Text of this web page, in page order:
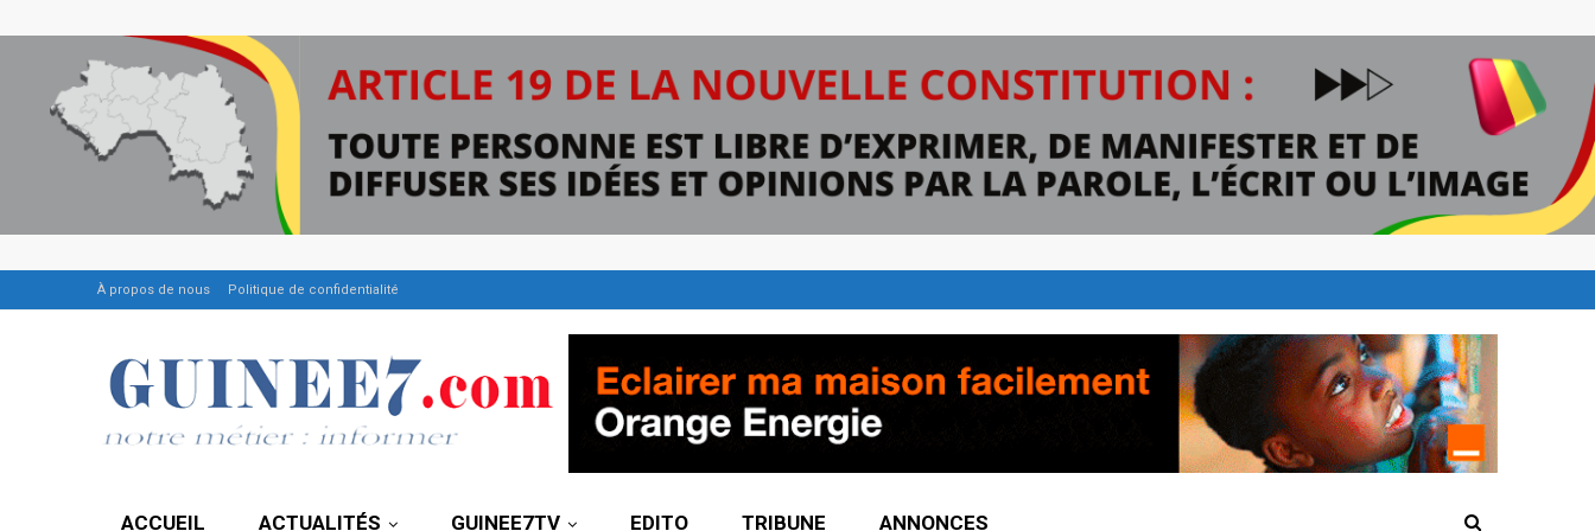
À propos de nous Politique de confidentialité
ACCUEIL ACTUALITÉS GUINEE7TV EDITO TRIBUNE ANNONCES